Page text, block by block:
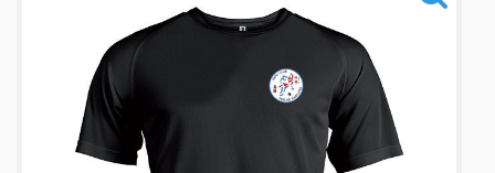
Accessoires
Sacs
Informations